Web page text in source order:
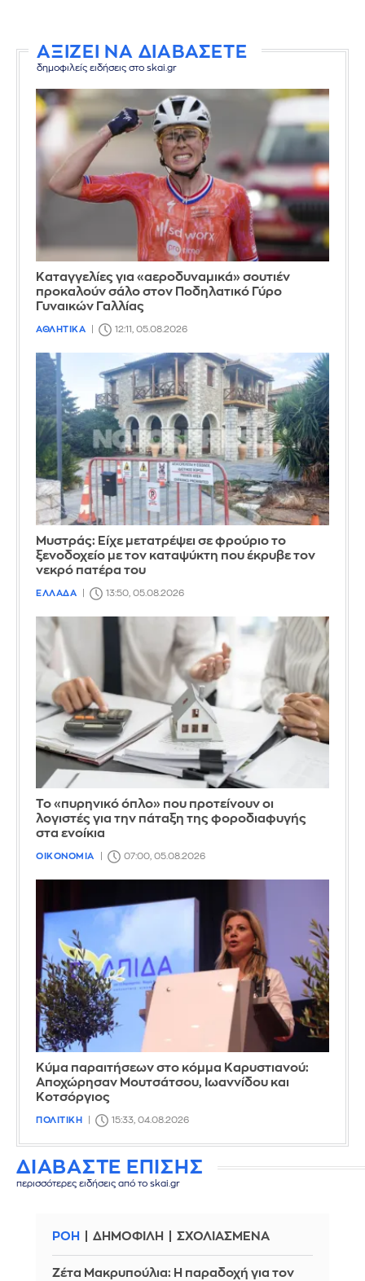
ΑΞΙΖΕΙ ΝΑ ΔΙΑΒΑΣΕΤΕ
δημοφιλείς ειδήσεις στο skai.gr
Καταγγελίες για «αεροδυναμικά» σουτιέν
προκαλούν σάλο στον Ποδηλατικό Γύρο
Γυναικών Γαλλίας
ΑΘΛΗΤΙΚΑ 12:11, 05.08.2026
Mυστράς: Είχε μετατρέψει σε φρούριο το
ξενοδοχείο με τον καταψύκτη που έκρυβε τον
νεκρό πατέρα του
ΕΛΛΑΔΑ 13:50, 05.08.2026
Το «πυρηνικό όπλο» που προτείνουν οι
λογιστές για την πάταξη της φοροδιαφυγής
στα ενοίκια
ΟΙΚΟΝΟΜΙΑ 07:00, 05.08.2026
Κύμα παραιτήσεων στο κόμμα Καρυστιανού:
Αποχώρησαν Μουτσάτσου, Ιωαννίδου και
Κοτσόργιος
ΠΟΛΙΤΙΚΗ 15:33, 04.08.2026
ΔΙΑΒΑΣΤΕ ΕΠΙΣΗΣ
περισσότερες ειδήσεις από το skai.gr
ΡΟΗ ΔΗΜΟΦΙΛΗ ΣΧΟΛΙΑΣΜΕΝΑ
Ζέτα Μακρυπούλια: Η παραδοχή για τον